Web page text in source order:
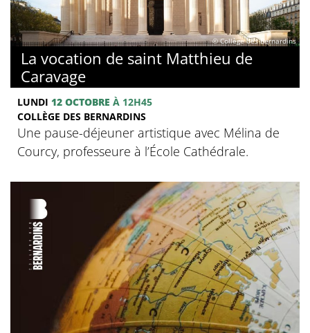
© Collège des Bernardins
La vocation de saint Matthieu de
Caravage
LUNDI 12 OCTOBRE À 12H45
COLLÈGE DES BERNARDINS
Une pause-déjeuner artistique avec Mélina de
Courcy, professeure à l’École Cathédrale.